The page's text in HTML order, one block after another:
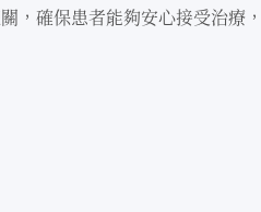
，確保患者能夠安⼼接受治療